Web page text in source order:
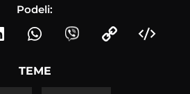
Podeli:
TEME